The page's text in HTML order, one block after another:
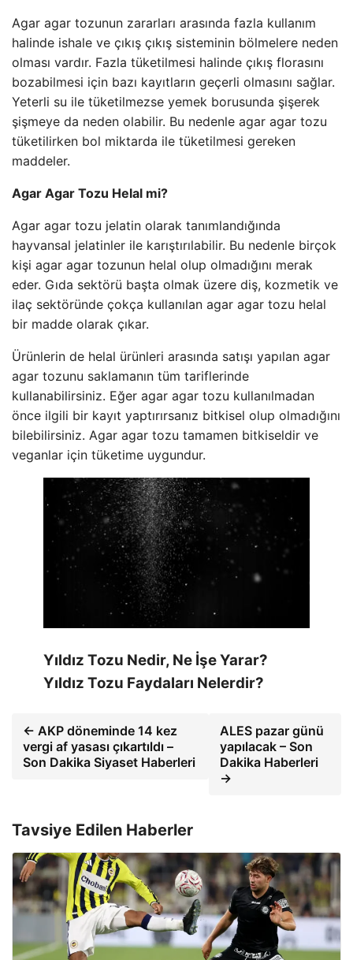
Agar agar tozunun zararları arasında fazla kullanım
halinde ishale ve çıkış çıkış sisteminin bölmelere neden
olması vardır. Fazla tüketilmesi halinde çıkış florasını
bozabilmesi için bazı kayıtların geçerli olmasını sağlar.
Yeterli su ile tüketilmezse yemek borusunda şişerek
şişmeye da neden olabilir. Bu nedenle agar agar tozu
tüketilirken bol miktarda ile tüketilmesi gereken
maddeler.
Agar Agar Tozu Helal mi?
Agar agar tozu jelatin olarak tanımlandığında
hayvansal jelatinler ile karıştırılabilir. Bu nedenle birçok
kişi agar agar tozunun helal olup olmadığını merak
eder. Gıda sektörü başta olmak üzere diş, kozmetik ve
ilaç sektöründe çokça kullanılan agar agar tozu helal
bir madde olarak çıkar.
Ürünlerin de helal ürünleri arasında satışı yapılan agar
agar tozunu saklamanın tüm tariflerinde
kullanabilirsiniz. Eğer agar agar tozu kullanılmadan
önce ilgili bir kayıt yaptırırsanız bitkisel olup olmadığını
bilebilirsiniz. Agar agar tozu tamamen bitkiseldir ve
veganlar için tüketime uygundur.
Yıldız Tozu Nedir, Ne İşe Yarar?
Yıldız Tozu Faydaları Nelerdir?
← AKP döneminde 14 kez
vergi af yasası çıkartıldı –
Son Dakika Siyaset Haberleri
ALES pazar günü
yapılacak – Son
Dakika Haberleri
→
Tavsiye Edilen Haberler